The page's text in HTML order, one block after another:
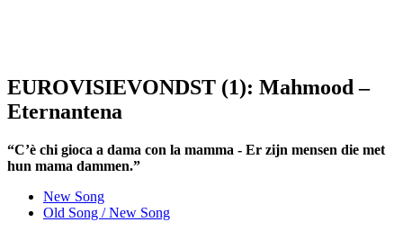
EUROVISIEVONDST (1): Mahmood –
Eternantena
“C’è chi gioca a dama con la mamma - Er zijn mensen die met
hun mama dammen.”
New Song
Old Song / New Song